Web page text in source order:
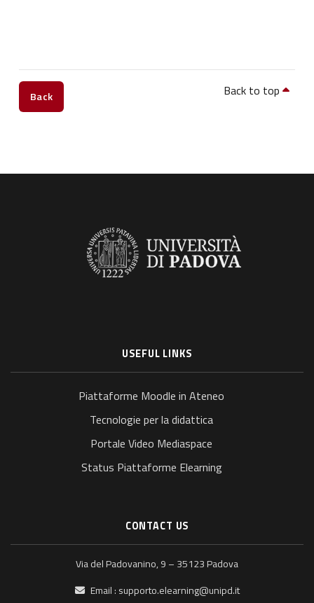
Back Back to top
USEFUL LINKS
Piattaforme Moodle in Ateneo
Tecnologie per la didattica
Portale Video Mediaspace
Status Piattaforme Elearning
CONTACT US
Via del Padovanino, 9 – 35123 Padova
Email : supporto.elearning@unipd.it